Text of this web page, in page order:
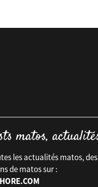
les actualités matos, des
de matos sur :